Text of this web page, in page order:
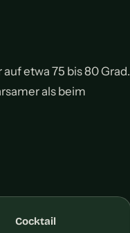
etwa 75 bis 80 Grad.
als beim
Cocktail